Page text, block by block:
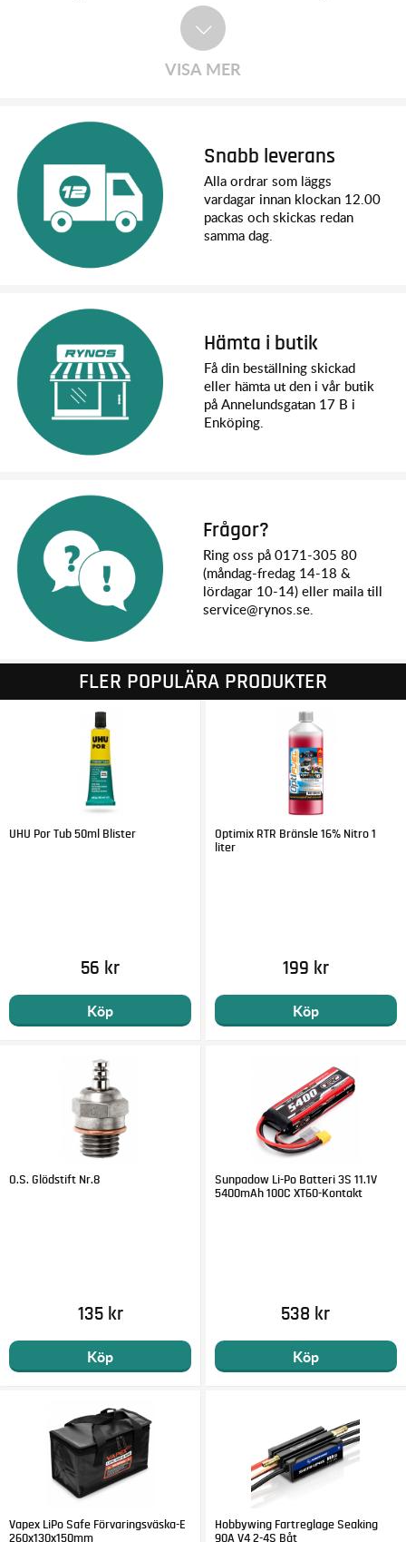
VISA MER
Snabb leverans
Alla ordrar som läggs
vardagar innan klockan 12.00
packas och skickas redan
samma dag.
Hämta i butik
Få din beställning skickad
eller hämta ut den i vår butik
på Annelundsgatan 17 B i
Enköping.
Frågor?
Ring oss på 0171-305 80
(måndag-fredag 14-18 &
lördagar 10-14) eller maila till
service@rynos.se.
FLER POPULÄRA PRODUKTER
UHU Por Tub 50ml Blister
56 kr
Köp
Optimix RTR Bränsle 16% Nitro 1
liter
199 kr
Köp
O.S. Glödstift Nr.8
135 kr
Köp
Sunpadow Li-Po Batteri 3S 11.1V
5400mAh 100C XT60-Kontakt
538 kr
Köp
Vapex LiPo Safe Förvaringsväska-E
260x130x150mm
Hobbywing Fartreglage Seaking
90A V4 2-4S Båt